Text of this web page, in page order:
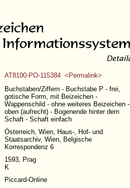
AT8100-PO-115384 <Permalink>
Buchstaben/Ziffern - Buchstabe P - frei,
gotische Form, mit Beizeichen -
Wappenschild - ohne weiteres Beizeichen -
oben (aufrecht) - Bogenende hinter dem
Schaft - Schaft einfach
Österreich, Wien, Haus-, Hof- und
Staatsarchiv, Wien, Belgische
Korrespondenz 6
1593, Prag
K
Piccard-Online